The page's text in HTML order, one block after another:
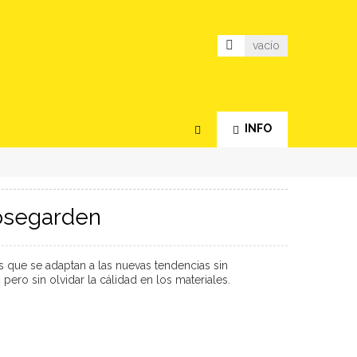
vacío
INFO
se adaptan a las nuevas tendencias sin
sin olvidar la cálidad en los materiales.